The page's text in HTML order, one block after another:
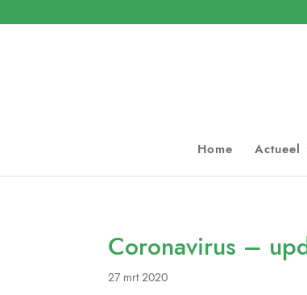
Home Actueel
Coronavirus –
27 mrt 2020